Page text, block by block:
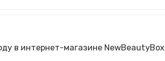
в интернет-магазине NewBeautyBox